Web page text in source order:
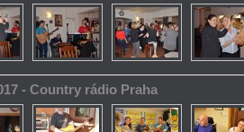
- Country rádio Praha